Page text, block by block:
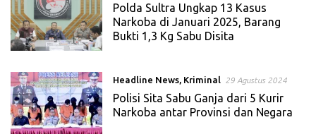
Polda Sultra Ungkap 13 Kasus
Narkoba di Januari 2025, Barang
Bukti 1,3 Kg Sabu Disita
Headline News, Kriminal 29 Agustus 2024
Polisi Sita Sabu Ganja dari 5 Kurir
Narkoba antar Provinsi dan Negara